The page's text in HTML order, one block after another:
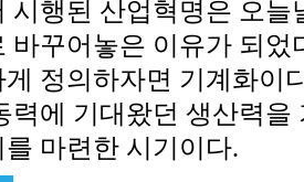
시행된 산업혁명은 오늘
바꾸어놓은 이유가 되었
정의하자면 기계화이
력에 기대왔던 생산력을
마련한 시기이다.